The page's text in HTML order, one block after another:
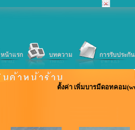
หน้าแรก บทความ การรับประกัน
ตั้งค่า เพิ่มบารมีดอทคอม